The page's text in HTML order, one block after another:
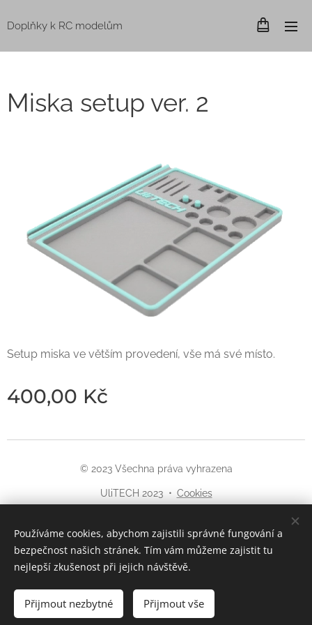
Doplňky k RC modelům
Miska setup ver. 2
Setup miska ve větším provedení, vše má své místo.
400,00 Kč
Do košíku
© 2023 Všechna práva vyhrazena
UliTECH 2023 Cookies
Čeština
English
Používáme cookies, abychom zajistili správné fungování a
bezpečnost našich stránek. Tím vám můžeme zajistit tu
nejlepší zkušenost při jejich návštěvě.
Přijmout nezbytné Přijmout vše